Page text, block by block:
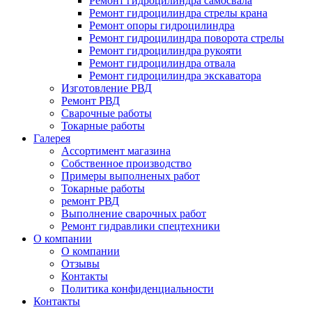
Ремонт гидроцилиндра стрелы крана
Ремонт опоры гидроцилиндра
Ремонт гидроцилиндра поворота стрелы
Ремонт гидроцилиндра рукояти
Ремонт гидроцилиндра отвала
Ремонт гидроцилиндра экскаватора
Изготовление РВД
Ремонт РВД
Сварочные работы
Токарные работы
Галерея
Ассортимент магазина
Собственное производство
Примеры выполненых работ
Токарные работы
ремонт РВД
Выполнение сварочных работ
Ремонт гидравлики спецтехники
О компании
О компании
Отзывы
Контакты
Политика конфиденциальности
Контакты